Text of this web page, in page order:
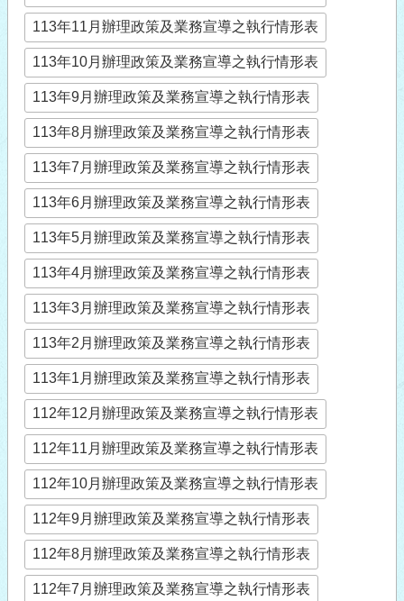
113年11月辦理政策及業務宣導之執行情形表
113年10月辦理政策及業務宣導之執行情形表
113年9月辦理政策及業務宣導之執行情形表
113年8月辦理政策及業務宣導之執行情形表
113年7月辦理政策及業務宣導之執行情形表
113年6月辦理政策及業務宣導之執行情形表
113年5月辦理政策及業務宣導之執行情形表
113年4月辦理政策及業務宣導之執行情形表
113年3月辦理政策及業務宣導之執行情形表
113年2月辦理政策及業務宣導之執行情形表
113年1月辦理政策及業務宣導之執行情形表
112年12月辦理政策及業務宣導之執行情形表
112年11月辦理政策及業務宣導之執行情形表
112年10月辦理政策及業務宣導之執行情形表
112年9月辦理政策及業務宣導之執行情形表
112年8月辦理政策及業務宣導之執行情形表
112年7月辦理政策及業務宣導之執行情形表